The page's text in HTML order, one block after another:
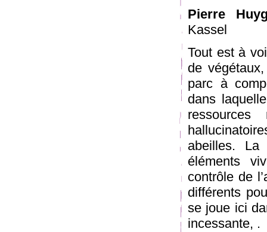
Pierre
Kassel
Tout est à
de
parc à
dans
abeilles. La
éléments
contrôle de
différents
se joue ici
incessante, .